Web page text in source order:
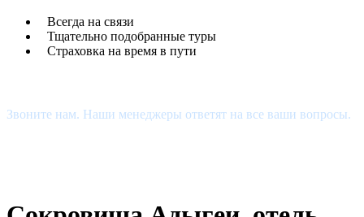
Всегда на связи
Тщательно подобранные туры
Страховка на время в пути
Звоните нам. Наши менеджеры ответят на все ваши вопросы.